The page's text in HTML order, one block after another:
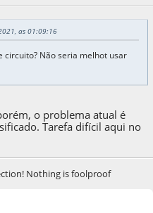
as 01:09:16
circuito? Não seria melhot usar
o problema atual é
Tarefa difícil aqui no
Nothing is foolproof